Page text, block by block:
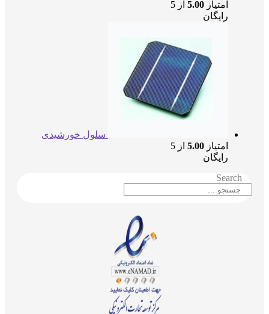
5.00از 5
سلول خورشیدی
5.00از 5